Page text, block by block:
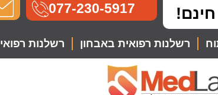
077-230-5917
רשלנות רפואית באבחון
רשלנות